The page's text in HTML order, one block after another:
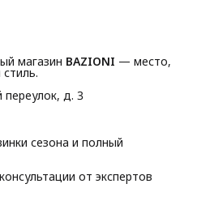
магазин BAZIONI — место,
переулок, д. 3
сезона и полный
от экспертов